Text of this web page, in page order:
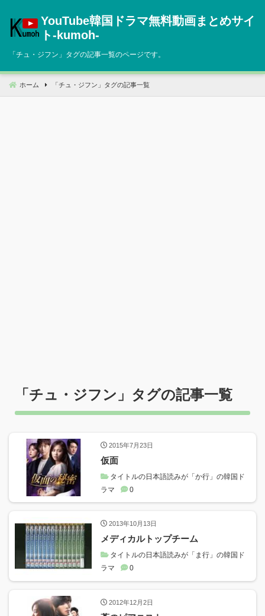
へ
動
YouTube韓国ドラマ無料動画まとめサイ
ト‐kumoh‐
「チュ・ジフン 」タグの記事一覧のページです。
ホーム 「 チュ・ジフン 」タグの記事一覧
「チュ・ジフン 」タグの記事一覧
2015年7月23日
仮面
タイトルの日本語読みが「か行」の韓国ド
ラマ
0
2013年10月13日
メディカルトップチーム
タイトルの日本語読みが「ま行」の韓国ド
ラマ
0
2012年12月2日